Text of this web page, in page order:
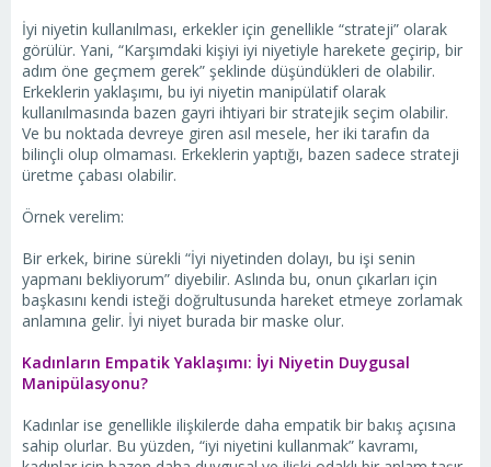
İyi niyetin kullanılması, erkekler için genellikle “strateji” olarak
görülür. Yani, “Karşımdaki kişiyi iyi niyetiyle harekete geçirip, bir
adım öne geçmem gerek” şeklinde düşündükleri de olabilir.
Erkeklerin yaklaşımı, bu iyi niyetin manipülatif olarak
kullanılmasında bazen gayri ihtiyari bir stratejik seçim olabilir.
Ve bu noktada devreye giren asıl mesele, her iki tarafın da
bilinçli olup olmaması. Erkeklerin yaptığı, bazen sadece strateji
üretme çabası olabilir.
Örnek verelim:
Bir erkek, birine sürekli “İyi niyetinden dolayı, bu işi senin
yapmanı bekliyorum” diyebilir. Aslında bu, onun çıkarları için
başkasını kendi isteği doğrultusunda hareket etmeye zorlamak
anlamına gelir. İyi niyet burada bir maske olur.
Kadınların Empatik Yaklaşımı: İyi Niyetin Duygusal
Manipülasyonu?
Kadınlar ise genellikle ilişkilerde daha empatik bir bakış açısına
sahip olurlar. Bu yüzden, “iyi niyetini kullanmak” kavramı,